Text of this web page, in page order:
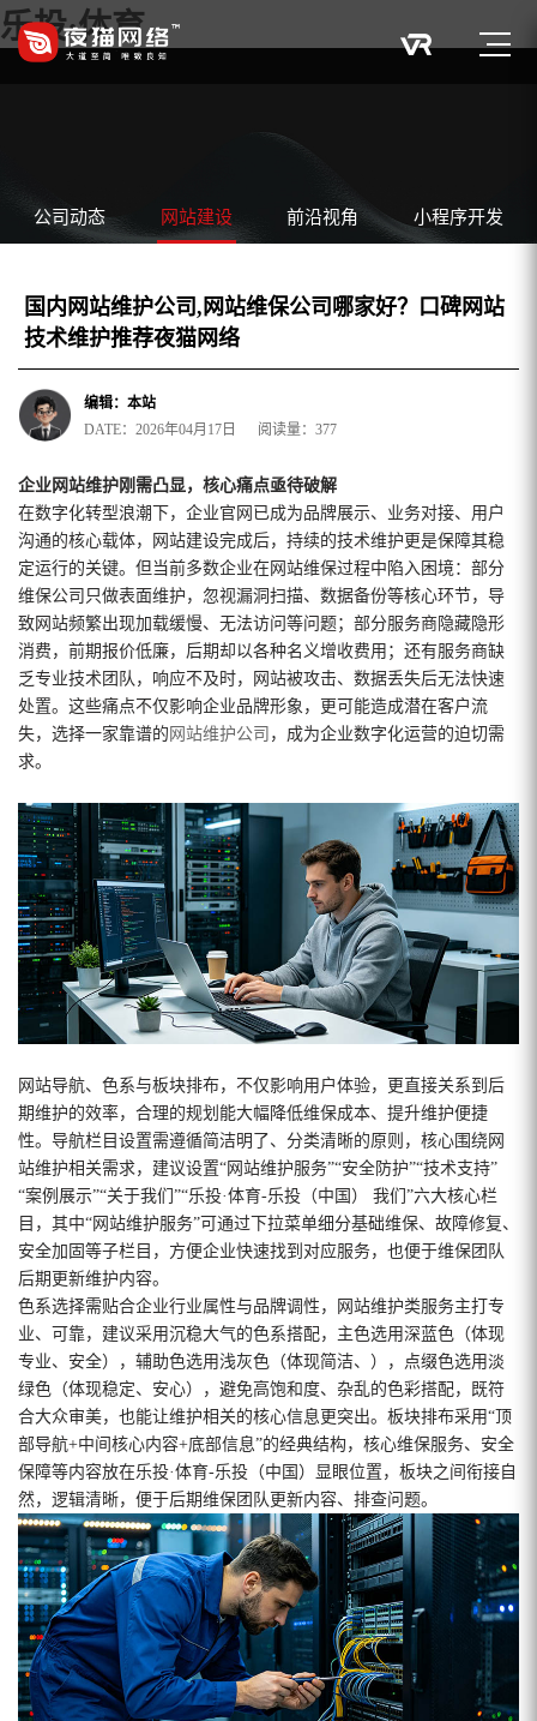
乐投·体育
公司动态 网站建设 前沿视角 小程序开发
国内网站维护公司,网站维保公司哪家好？口碑网站
技术维护推荐夜猫网络
编辑：本站
DATE：2026年04月17日 阅读量：377
企业网站维护刚需凸显，核心痛点亟待破解
在数字化转型浪潮下，企业官网已成为品牌展示、业务对接、用户
沟通的核心载体，网站建设完成后，持续的技术维护更是保障其稳
定运行的关键。但当前多数企业在网站维保过程中陷入困境：部分
维保公司只做表面维护，忽视漏洞扫描、数据备份等核心环节，导
致网站频繁出现加载缓慢、无法访问等问题；部分服务商隐藏隐形
消费，前期报价低廉，后期却以各种名义增收费用；还有服务商缺
乏专业技术团队，响应不及时，网站被攻击、数据丢失后无法快速
处置。这些痛点不仅影响企业品牌形象，更可能造成潜在客户流
失，选择一家靠谱的 网站维护公司 ，成为企业数字化运营的迫切需
求。
网站导航、色系与板块排布，不仅影响用户体验，更直接关系到后
期维护的效率，合理的规划能大幅降低维保成本、提升维护便捷
性。导航栏目设置需遵循简洁明了、分类清晰的原则，核心围绕网
站维护相关需求，建议设置“网站维护服务”“安全防护”“技术支持”
“案例展示”“关于我们”“乐投·体育-乐投（中国） 我们”六大核心栏
目，其中“网站维护服务”可通过下拉菜单细分基础维保、故障修复、
安全加固等子栏目，方便企业快速找到对应服务，也便于维保团队
后期更新维护内容。
色系选择需贴合企业行业属性与品牌调性，网站维护类服务主打专
业、可靠，建议采用沉稳大气的色系搭配，主色选用深蓝色（体现
专业、安全），辅助色选用浅灰色（体现简洁、），点缀色选用淡
绿色（体现稳定、安心），避免高饱和度、杂乱的色彩搭配，既符
合大众审美，也能让维护相关的核心信息更突出。板块排布采用“顶
部导航+中间核心内容+底部信息”的经典结构，核心维保服务、安全
保障等内容放在乐投·体育-乐投（中国）显眼位置，板块之间衔接自
然，逻辑清晰，便于后期维保团队更新内容、排查问题。